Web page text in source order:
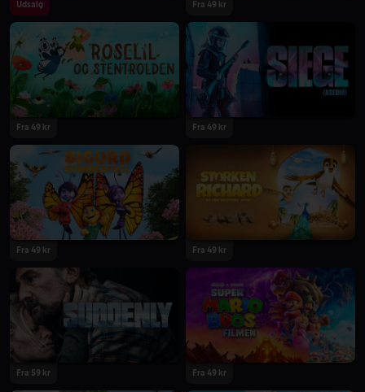
2023
Udsalg
2023
Fra 49 kr
2023
Fra 49 kr Fra 49 kr
2023
Fra 49 kr
2023
Fra 49 kr
Fra 59 kr Fra 49 kr